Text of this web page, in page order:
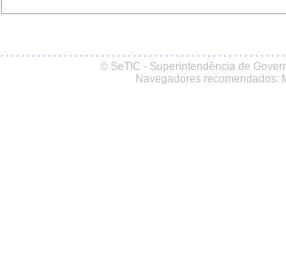
© SeTIC - Superintendência de
Navegadores recomendados: